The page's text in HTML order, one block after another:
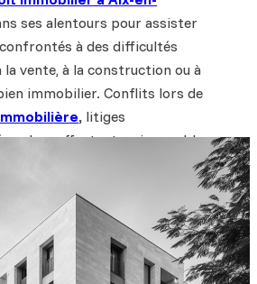
ses alentours pour assister
à des difficultés
la vente, à la construction ou à
immobilier. Conflits lors de
, litiges
affectant un immeuble,
leur contentieux.
droit de la construction, nous
particuliers dans leurs